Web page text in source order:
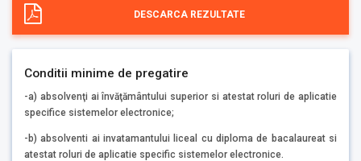
DESCARCA REZULTATE
Conditii minime de pregatire
-a) absolvenţi ai învăţământului superior si atestat roluri de aplicatie
specifice sistemelor electronice;
-b) absolventi ai invatamantului liceal cu diploma de bacalaureat si
atestat roluri de aplicatie specific sistemelor electronice.